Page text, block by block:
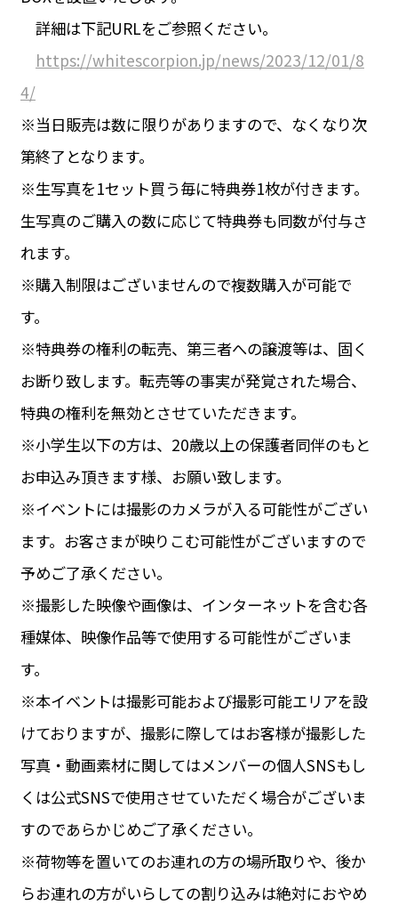
詳細は下記URLをご参照ください。
https://whitescorpion.jp/news/2023/12/01/8
4/
※当日販売は数に限りがありますので、なくなり次
第終了となります。
※生写真を1セット買う毎に特典券1枚が付きます。
生写真のご購入の数に応じて特典券も同数が付与さ
れます。
※購入制限はございませんので複数購入が可能で
す。
※特典券の権利の転売、第三者への譲渡等は、固く
お断り致します。転売等の事実が発覚された場合、
特典の権利を無効とさせていただきます。
※小学生以下の方は、20歳以上の保護者同伴のもと
お申込み頂きます様、お願い致します。
※イベントには撮影のカメラが入る可能性がござい
ます。お客さまが映りこむ可能性がございますので
予めご了承ください。
※撮影した映像や画像は、インターネットを含む各
種媒体、映像作品等で使用する可能性がございま
す。
※本イベントは撮影可能および撮影可能エリアを設
けておりますが、撮影に際してはお客様が撮影した
写真・動画素材に関してはメンバーの個人SNSもし
くは公式SNSで使用させていただく場合がございま
すのであらかじめご了承ください。
※荷物等を置いてのお連れの方の場所取りや、後か
らお連れの方がいらしての割り込みは絶対におやめ